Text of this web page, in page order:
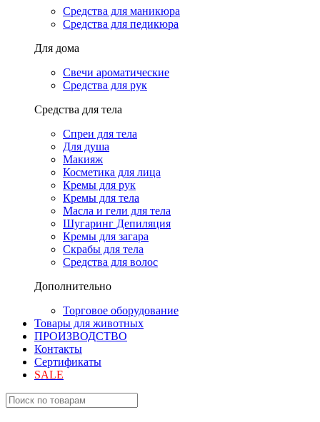
Средства для маникюра
Средства для педикюра
Для дома
Свечи ароматические
Средства для рук
Средства для тела
Спреи для тела
Для душа
Макияж
Косметика для лица
Кремы для рук
Кремы для тела
Масла и гели для тела
Шугаринг Депиляция
Кремы для загара
Скрабы для тела
Средства для волос
Дополнительно
Торговое оборудование
Товары для животных
ПРОИЗВОДСТВО
Контакты
Сертификаты
SALE